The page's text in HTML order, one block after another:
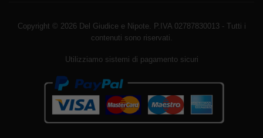
Copyright © 2026 Del Giudice e Nipote. P.IVA 02787830013 - Tutti i
contenuti sono riservati.
Utilizziamo sistemi di pagamento sicuri